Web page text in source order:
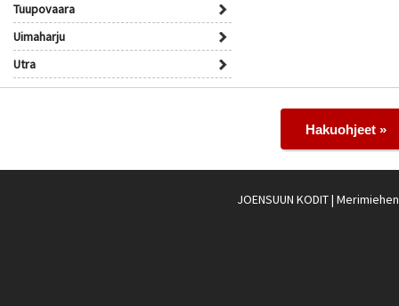
Tuupovaara
Uimaharju
Utra
Hakuohjeet »
JOENSUUN KODIT|